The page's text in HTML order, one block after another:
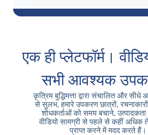
एक ही प्लेटफॉर्म।
सभी आवश्यक
कृत्रिम बुद्धिमत्ता द्वारा संचालित और
से सुलभ, हमारे उपकरण छात्रों,
शोधकर्ताओं को समय बचाने,
वीडियो सामग्री से पहले से कहीं अधिक
प्राप्त करने में मदद करते हैं।